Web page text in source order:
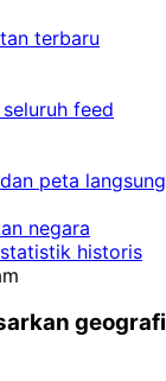
terbaru
feed
peta langsung
negara
historis
geografi